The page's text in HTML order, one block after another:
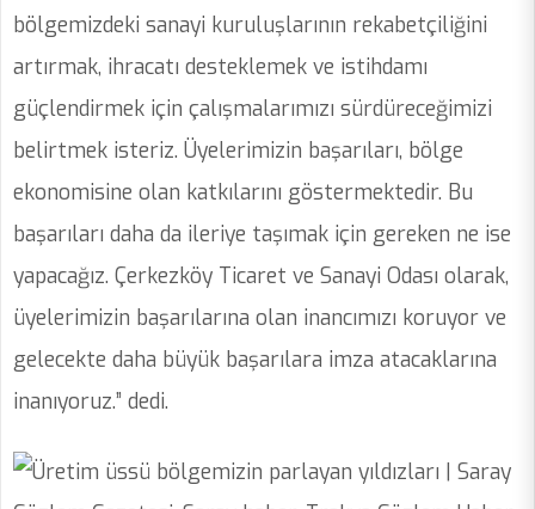
bölgemizdeki sanayi kuruluşlarının rekabetçiliğini
artırmak, ihracatı desteklemek ve istihdamı
güçlendirmek için çalışmalarımızı sürdüreceğimizi
belirtmek isteriz. Üyelerimizin başarıları, bölge
ekonomisine olan katkılarını göstermektedir. Bu
başarıları daha da ileriye taşımak için gereken ne ise
yapacağız. Çerkezköy Ticaret ve Sanayi Odası olarak,
üyelerimizin başarılarına olan inancımızı koruyor ve
gelecekte daha büyük başarılara imza atacaklarına
inanıyoruz.” dedi.